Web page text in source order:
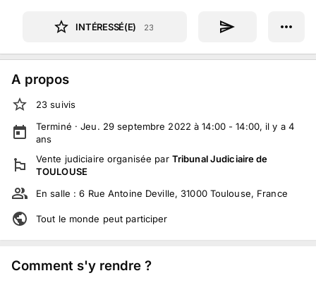
INTÉRESSÉ(E) 23
A propos
23 suivis
Terminé ·Jeu. 29 septembre 2022 à 14:00 - 14:00, il y a 4
ans
Vente judiciaire organisée par Tribunal Judiciaire de
TOULOUSE
En salle :6 Rue Antoine Deville, 31000 Toulouse, France
Tout le monde peut participer
Comment s'y rendre ?